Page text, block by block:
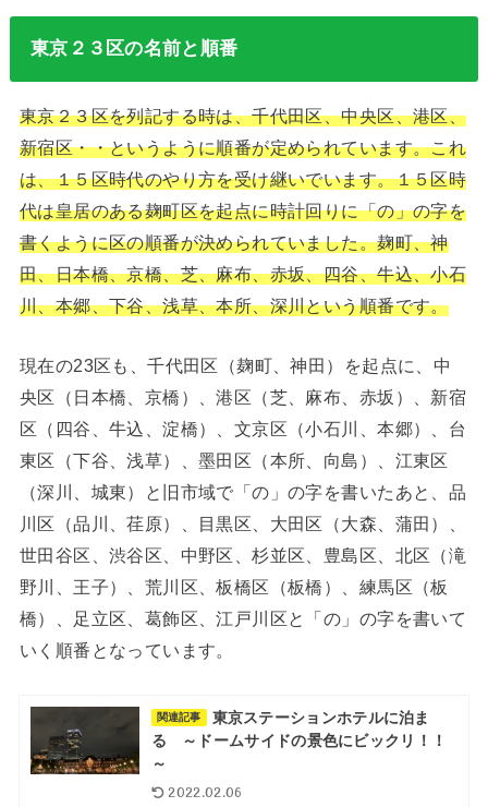
東京２３区の名前と順番
東京２３区を列記する時は、千代田区、中央区、港区、
新宿区・・というように順番が定められています。これ
は、１５区時代のやり方を受け継いでいます。１５区時
代は皇居のある麹町区を起点に時計回りに「の」の字を
書くように区の順番が決められていました。麹町、神
田、日本橋、京橋、芝、麻布、赤坂、四谷、牛込、小石
川、本郷、下谷、浅草、本所、深川という順番です。
現在の23区も、千代田区（麹町、神田）を起点に、中
央区（日本橋、京橋）、港区（芝、麻布、赤坂）、新宿
区（四谷、牛込、淀橋）、文京区（小石川、本郷）、台
東区（下谷、浅草）、墨田区（本所、向島）、江東区
（深川、城東）と旧市域で「の」の字を書いたあと、品
川区（品川、荏原）、目黒区、大田区（大森、蒲田）、
世田谷区、渋谷区、中野区、杉並区、豊島区、北区（滝
野川、王子）、荒川区、板橋区（板橋）、練馬区（板
橋）、足立区、葛飾区、江戸川区と「の」の字を書いて
いく順番となっています。
関連記事
東京ステーションホテルに泊ま
る ～ドームサイドの景色にビックリ！！
～
2022.02.06